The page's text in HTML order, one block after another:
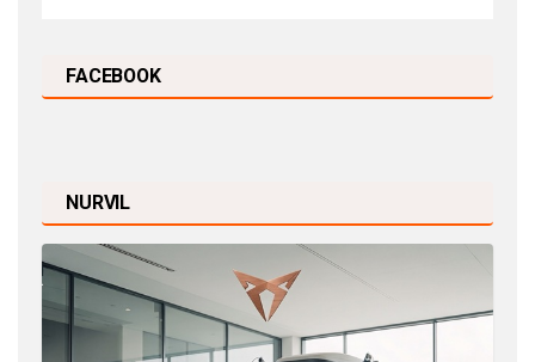
FACEBOOK
NURVIL